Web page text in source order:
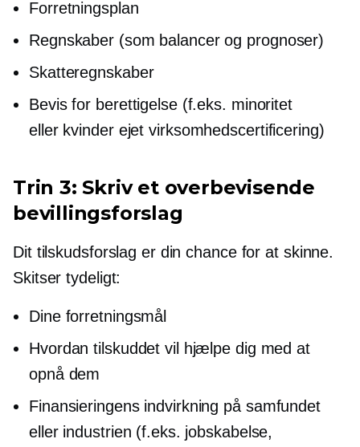
Forretningsplan
Regnskaber (som balancer og prognoser)
Skatteregnskaber
Bevis for berettigelse (f.eks. minoritet
eller kvinder ejet virksomhedscertificering)
Trin 3: Skriv et overbevisende
bevillingsforslag
Dit tilskudsforslag er din chance for at skinne.
Skitser tydeligt:
Dine forretningsmål
Hvordan tilskuddet vil hjælpe dig med at
opnå dem
Finansieringens indvirkning på samfundet
eller industrien (f.eks. jobskabelse,